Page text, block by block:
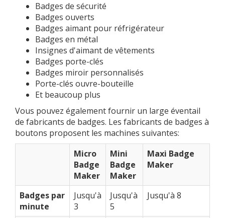
Badges de sécurité
Badges ouverts
Badges aimant pour réfrigérateur
Badges en métal
Insignes d'aimant de vêtements
Badges porte-clés
Badges miroir personnalisés
Porte-clés ouvre-bouteille
Et beaucoup plus
Vous pouvez également fournir un large éventail
de fabricants de badges. Les fabricants de badges à
boutons proposent les machines suivantes:
Micro
Badge
Maker
Mini
Badge
Maker
Maxi Badge
Maker
Badges par
minute
Jusqu'à
3
Jusqu'à
5
Jusqu'à 8